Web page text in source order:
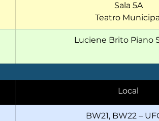
Sala 5A
Teatro
Luciene Brito Piano
Local
BW21, BW22 –